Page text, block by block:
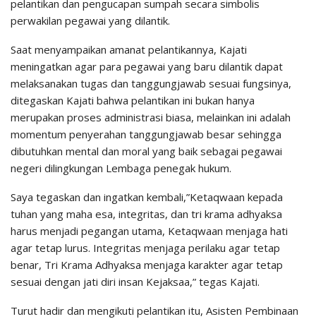
pelantikan dan pengucapan sumpah secara simbolis
perwakilan pegawai yang dilantik.
Saat menyampaikan amanat pelantikannya, Kajati
meningatkan agar para pegawai yang baru dilantik dapat
melaksanakan tugas dan tanggungjawab sesuai fungsinya,
ditegaskan Kajati bahwa pelantikan ini bukan hanya
merupakan proses administrasi biasa, melainkan ini adalah
momentum penyerahan tanggungjawab besar sehingga
dibutuhkan mental dan moral yang baik sebagai pegawai
negeri dilingkungan Lembaga penegak hukum.
Saya tegaskan dan ingatkan kembali,”Ketaqwaan kepada
tuhan yang maha esa, integritas, dan tri krama adhyaksa
harus menjadi pegangan utama, Ketaqwaan menjaga hati
agar tetap lurus. Integritas menjaga perilaku agar tetap
benar, Tri Krama Adhyaksa menjaga karakter agar tetap
sesuai dengan jati diri insan Kejaksaa,” tegas Kajati.
Turut hadir dan mengikuti pelantikan itu, Asisten Pembinaan